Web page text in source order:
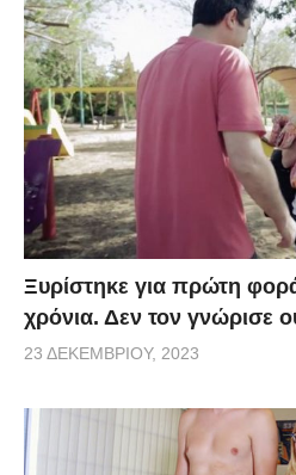
Ξυρίστηκε για πρώτη
χρόνια. Δεν τον γνώρισε
23 ΔΕΚΕΜΒΡΊΟΥ, 2023